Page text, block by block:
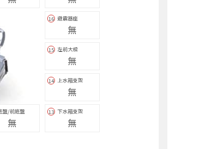
盤/前底盤
無
13 下水箱支架
無
14 上水箱支架
無
15 左前大樑
無
16 避震器座
無